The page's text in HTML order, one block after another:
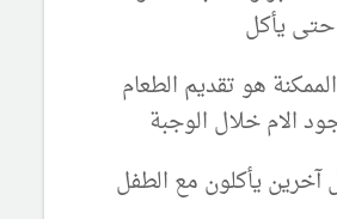
حتى يأكل
هو تقديم الطعام
الام خلال الوجبة
يأكلون مع الطفل